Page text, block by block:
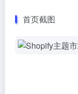
首页截图